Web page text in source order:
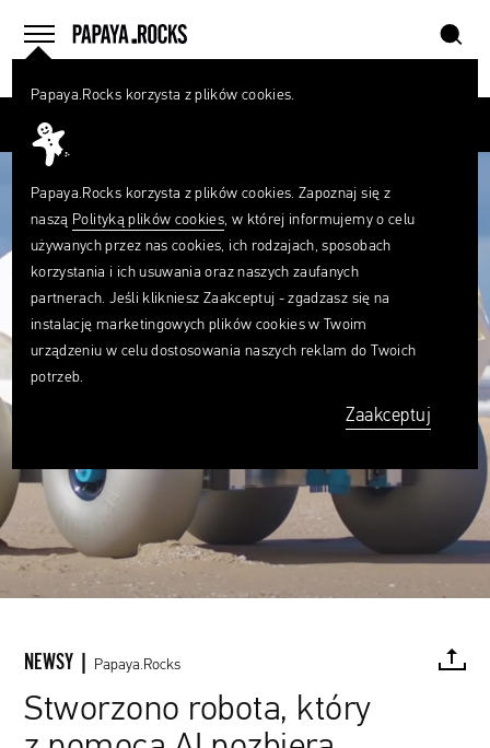
menu
home szukaj
NEWSY | Papaya.Rocks
Stworzono robota, który
Papaya.Rocks korzysta z plików cookies.
Papaya.Rocks korzysta z plików cookies. Zapoznaj się z
naszą Polityką plików cookies, w której informujemy o celu
używanych przez nas cookies, ich rodzajach, sposobach
korzystania i ich usuwania oraz naszych zaufanych
partnerach. Jeśli klikniesz Zaakceptuj - zgadzasz się na
instalację marketingowych plików cookies w Twoim
urządzeniu w celu dostosowania naszych reklam do Twoich
potrzeb.
Zaakceptuj
Czego
szukasz?